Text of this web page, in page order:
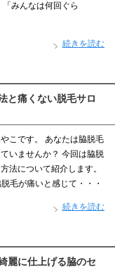
みんなは何回ぐら
続きを読む
と痛くない脱毛サロ
こです。 あなたは脇脱毛
いませんか？ 今回は脇脱
法について紹介します。
毛が痛いと感じて・・・
続きを読む
麗に仕上げる脇のセ